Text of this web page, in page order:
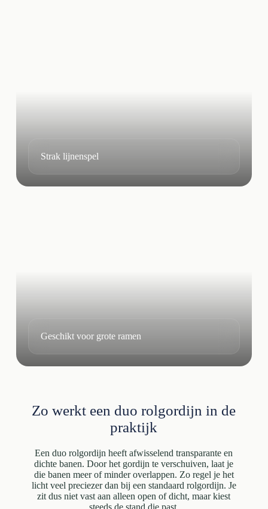
Strak lijnenspel
Geschikt voor grote ramen
Zo werkt een duo rolgordijn in de
praktijk
Een duo rolgordijn heeft afwisselend transparante en
dichte banen. Door het gordijn te verschuiven, laat je
die banen meer of minder overlappen. Zo regel je het
licht veel preciezer dan bij een standaard rolgordijn. Je
zit dus niet vast aan alleen open of dicht, maar kiest
steeds de stand die past.